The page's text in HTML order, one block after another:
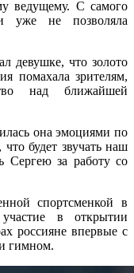
ведущему. С самого
уже не позволяла
девушке, что золото
помахала зрителям,
над ближайшей
она эмоциями по
будет звучать наш
Сергею за работу со
спортсменкой в
в открытии
россияне впервые с
гимном.